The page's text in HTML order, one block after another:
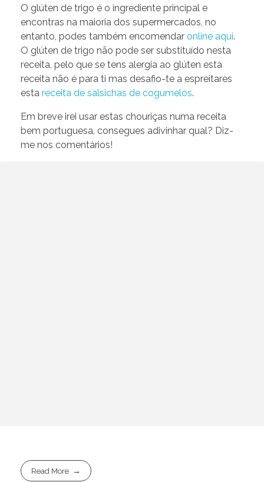
O glúten de trigo é o ingrediente principal e
encontras na maioria dos supermercados, no
entanto, podes também encomendar online aqui.
O glúten de trigo não pode ser substituído nesta
receita, pelo que se tens alergia ao glúten esta
receita não é para ti mas desafio-te a espreitares
esta receita de salsichas de cogumelos.
Em breve irei usar estas chouriças numa receita
bem portuguesa, consegues adivinhar qual? Diz-
me nos comentários!
Read More